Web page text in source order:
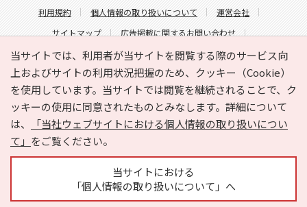
当サイトでは、利用者が当サイトを閲覧する際のサービス向
上およびサイトの利用状況把握のため、クッキー（Cookie）
を使用しています。当サイトでは閲覧を継続されることで、ク
ッキーの使用に同意されたものとみなします。詳細について
は、
「当社ウェブサイトにおける個人情報の取り扱いについ
て」 をご覧ください。
当サイトにおける
「個人情報の取り扱いについて」へ
利用規約
個人情報の取り扱いについて
運営会社
サイトマップ
広告掲載に関するお問い合わせ
サイトの内容に関するお問い合わせ
Copyright © HYOJITO.Co.,Ltd. All Rights Reserved.